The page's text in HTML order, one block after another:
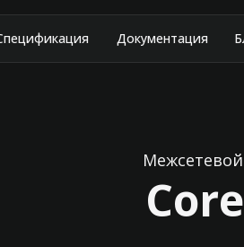
Документация